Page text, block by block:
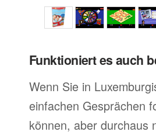
Funktioniert es auch
Wenn Sie in
einfachen Gesprächen
können, aber durchaus